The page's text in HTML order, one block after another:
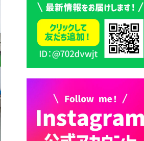
み袋販売のお知らせ
2026年7月28日 豊前カラス天
狗みなと祭り（花火大会）開
催決定！
2026年7月28日 令和8年度
京築地区水道企業団職員採用
試験（募集）
2026年7月27日 マイナンバー